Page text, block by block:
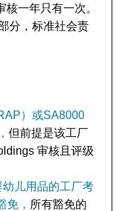
一年只有一次。
分，标准社会责
）或SA8000
但前提是该工厂
审核且评级
儿用品的工厂考
免， 所有豁免的